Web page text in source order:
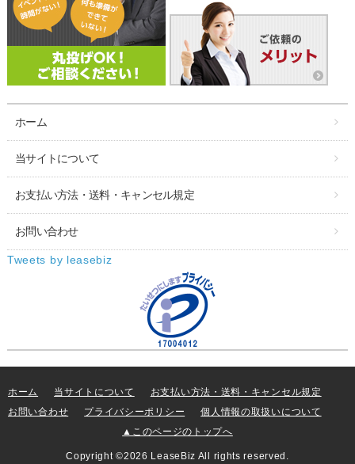
ホーム
当サイトについて
お支払い方法・送料・キャンセル規定
お問い合わせ
Tweets by leasebiz
ホーム 当サイトについて
お支払い方法・送料・キャンセル規定
お問い合わせ
プライバシーポリシー
個人情報の取扱いについて
▲このページのトップへ
Copyright ©2026 LeaseBiz All rights reserved.